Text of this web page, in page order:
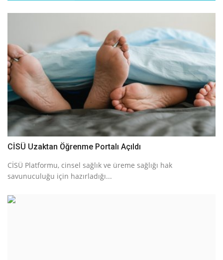
CİSÜ Uzaktan Öğrenme Portalı Açıldı
CİSÜ Platformu, cinsel sağlık ve üreme sağlığı hak
savunuculuğu için hazırladığı...